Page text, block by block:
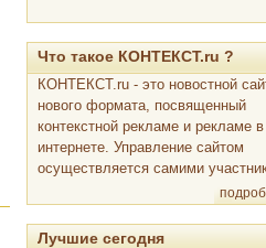
Что такое КОНТЕКСТ.ru ?
КОНТЕКСТ.ru - это новостной
нового формата, посвященный
контекстной рекламе и рекламе в
интернете. Управление сайтом
осуществляется самими
Лучшие сегодня